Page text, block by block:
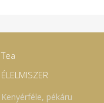
Tea
ÉLELMISZER
Kenyérféle, pékáru